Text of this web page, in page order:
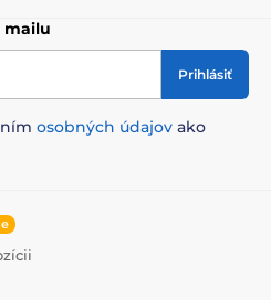
mailu
Prihlásiť
osobných údajov ako